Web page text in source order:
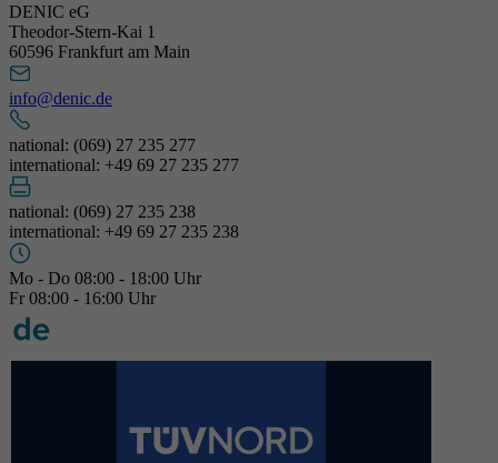
DENIC eG
Theodor-Stern-Kai 1
60596 Frankfurt am Main
info@denic.de
national: (069) 27 235 277
international: +49 69 27 235 277
national: (069) 27 235 238
international: +49 69 27 235 238
Mo - Do 08:00 - 18:00 Uhr
Fr 08:00 - 16:00 Uhr